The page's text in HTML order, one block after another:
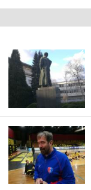
4
1